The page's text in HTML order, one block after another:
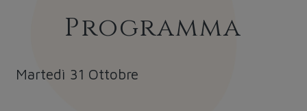
Programma
Martedì 31 Ottobre